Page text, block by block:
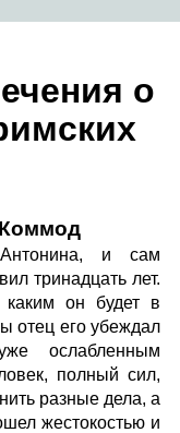
о
и сам
тринадцать лет.
он будет в
отец его убеждал
ослабленным
полный сил,
разные дела, а
жестокостью и